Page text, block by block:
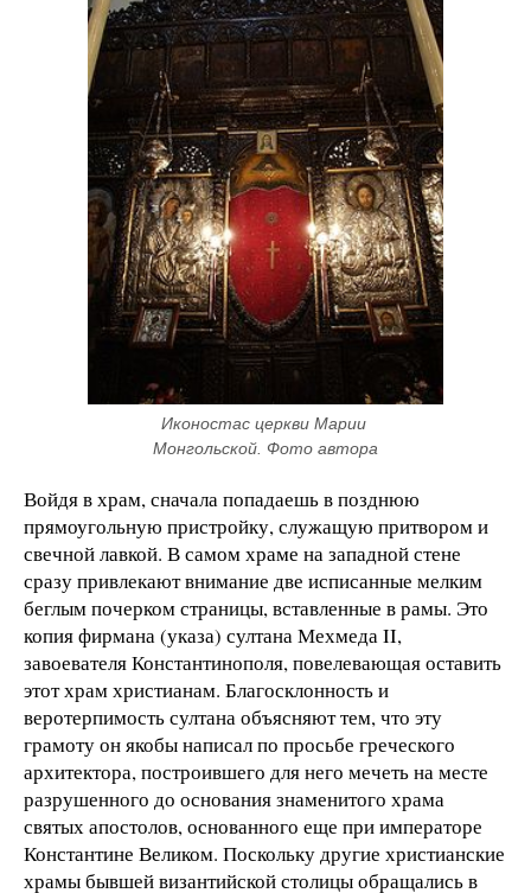
Иконостас церкви Марии
Монгольской. Фото автора
Войдя в храм, сначала попадаешь в позднюю
прямоугольную пристройку, служащую притвором и
свечной лавкой. В самом храме на западной стене
сразу привлекают внимание две исписанные мелким
беглым почерком страницы, вставленные в рамы. Это
копия фирмана (указа) султана Мехмеда II,
завоевателя Константинополя, повелевающая оставить
этот храм христианам. Благосклонность и
веротерпимость султана объясняют тем, что эту
грамоту он якобы написал по просьбе греческого
архитектора, построившего для него мечеть на месте
разрушенного до основания знаменитого храма
святых апостолов, основанного еще при императоре
Константине Великом. Поскольку другие христианские
храмы бывшей византийской столицы обращались в